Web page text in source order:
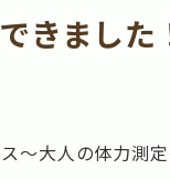
きました
大人の体力測